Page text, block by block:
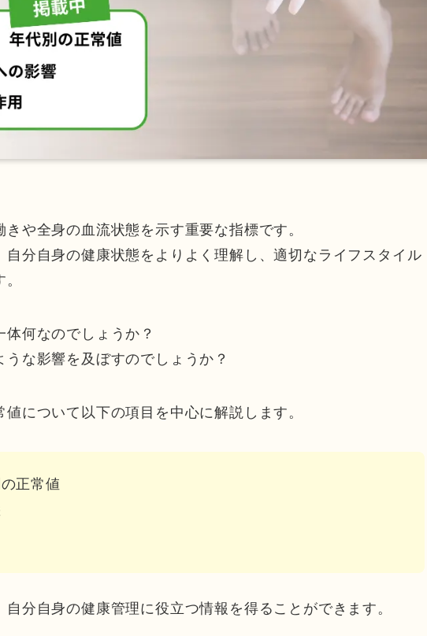
や全身の血流状態を示す重要な指標です。
分自身の健康状態をよりよく理解し、適切なライフスタイル
何なのでしょうか？
な影響を及ぼすのでしょうか？
について以下の項目を中心に解説します。
正常値
分自身の健康管理に役立つ情報を得ることができます。